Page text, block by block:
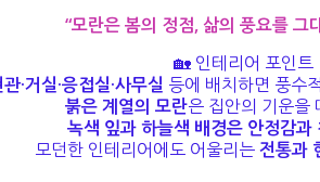
“모란은 봄의 정점, 삶의 풍요를 그
🏡 인테리어 포인트
·거실·응접실·사무실 등에 배치하면 풍수
붉은 계열의 모란은 집안의 기운을
녹색 잎과 하늘색 배경은 안정감과
모던한 인테리어에도 어울리는전통과